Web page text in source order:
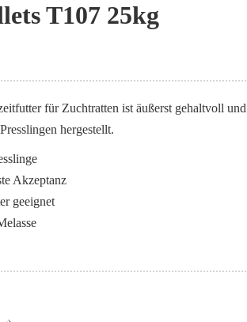
T107 25kg
für Zuchtratten ist äußerst gehaltvoll
hergestellt.
Akzeptanz
geeignet